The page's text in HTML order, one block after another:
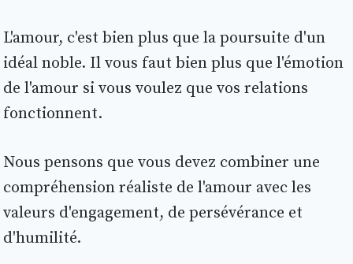
L'amour, c'est bien plus que la poursuite d'un
idéal noble. Il vous faut bien plus que l'émotion
de l'amour si vous voulez que vos relations
fonctionnent.
Nous pensons que vous devez combiner une
compréhension réaliste de l'amour avec les
valeurs d'engagement, de persévérance et
d'humilité.